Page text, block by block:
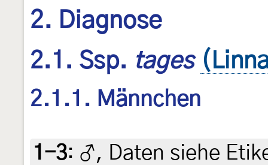
2. Diagnose
2.1. Ssp. tages
2.1.1. Männchen
1-3: ♂, Daten siehe